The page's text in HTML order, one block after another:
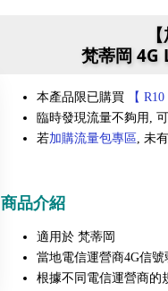
梵蒂岡 4G
本產品限已購買
【
臨時發現流量不夠用,
若加購流量包專區, 未
商品介紹
適用於 梵蒂岡
當地電信運營商4G信
根據不同電信運營商的